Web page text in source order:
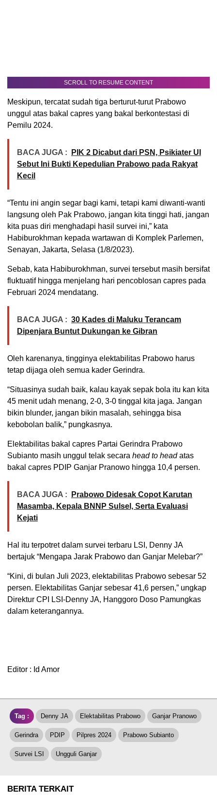
SCROLL TO RESUME CONTENT
Meskipun, tercatat sudah tiga berturut-turut Prabowo
unggul atas bakal capres yang bakal berkontestasi di
Pemilu 2024.
BACA JUGA :
PIK 2 Dicabut dari PSN, Psikiater UI
Sebut Ini Bukti Kepedulian Prabowo pada Rakyat
Kecil
“Tentu ini angin segar bagi kami, tetapi kami diwanti-wanti
langsung oleh Pak Prabowo, jangan kita tinggi hati, jangan
kita puas diri menghadapi hasil survei ini,” kata
Habiburokhman kepada wartawan di Komplek Parlemen,
Senayan, Jakarta, Selasa (1/8/2023).
Sebab, kata Habiburokhman, survei tersebut masih bersifat
fluktuatif hingga menjelang hari pencoblosan capres pada
Februari 2024 mendatang.
BACA JUGA : 30 Kades di Maluku Terancam
Dipenjara Buntut Dukungan ke Gibran
Oleh karenanya, tingginya elektabilitas Prabowo harus
tetap dijaga oleh semua kader Gerindra.
“Situasinya sudah baik, kalau kayak sepak bola itu kan kita
45 menit udah menang, 2-0, 3-0 tinggal kita jaga. Jangan
bikin blunder, jangan bikin masalah, sehingga bisa
kebobolan balik,” pungkasnya.
Elektabilitas bakal capres Partai Gerindra Prabowo
Subianto masih unggul telak secara head to head atas
bakal capres PDIP Ganjar Pranowo hingga 10,4 persen.
BACA JUGA :
Prabowo Didesak Copot Karutan
Masamba, Kepala BNNP Sulsel, Serta Evaluasi
Kejati
Hal itu terpotret dalam survei terbaru LSI, Denny JA
bertajuk “Mengapa Jarak Prabowo dan Ganjar Melebar?”
“Kini, di bulan Juli 2023, elektabilitas Prabowo sebesar 52
persen. Elektabilitas Ganjar sebesar 41,6 persen,” ungkap
Direktur CPI LSI-Denny JA, Hanggoro Doso Pamungkas
dalam keterangannya.
Editor : Id Amor
Tag : Denny JA Elektabilitas Prabowo Ganjar Pranowo
Gerindra PDIP Pilpres 2024 Prabowo Subianto
Survei LSI Ungguli Ganjar
BERITA TERKAIT